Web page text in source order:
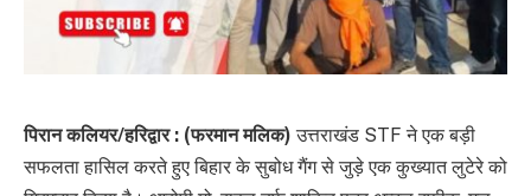
पिरान कलियर/हरिद्वार : (फरमान मलिक) उत्तराखंड STF ने एक बड़ी
सफलता हासिल करते हुए बिहार के सुबोध गैंग से जुड़े एक कुख्यात लुटेरे को